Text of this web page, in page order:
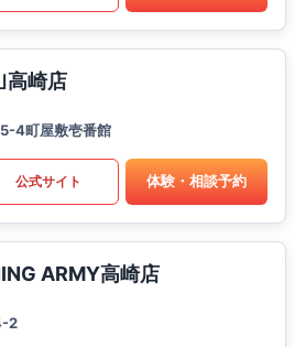
高崎店
4町屋敷壱番館
公式サイト 体験・相談予約
ARMY高崎店
2